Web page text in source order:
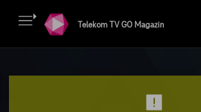
Telekom TV GO Magazin